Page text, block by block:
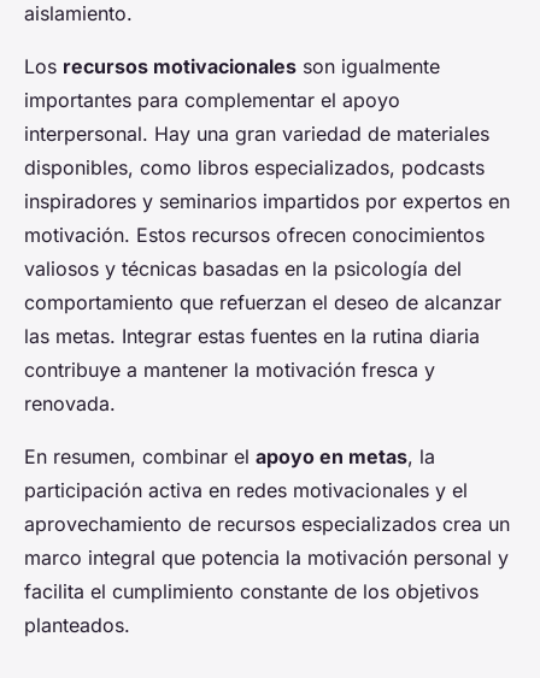
aislamiento.
Los recursos motivacionales son igualmente
importantes para complementar el apoyo
interpersonal. Hay una gran variedad de materiales
disponibles, como libros especializados, podcasts
inspiradores y seminarios impartidos por expertos en
motivación. Estos recursos ofrecen conocimientos
valiosos y técnicas basadas en la psicología del
comportamiento que refuerzan el deseo de alcanzar
las metas. Integrar estas fuentes en la rutina diaria
contribuye a mantener la motivación fresca y
renovada.
En resumen, combinar el apoyo en metas, la
participación activa en redes motivacionales y el
aprovechamiento de recursos especializados crea un
marco integral que potencia la motivación personal y
facilita el cumplimiento constante de los objetivos
planteados.